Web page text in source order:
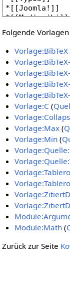
Folgende
Vorlage:BibTeX
Vorlage:C (
Vorlage:Max(
Vorlage:Min(
Module:Math(
Zurück zur Seite